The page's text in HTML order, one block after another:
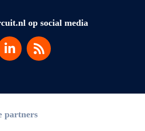
op social media
partners